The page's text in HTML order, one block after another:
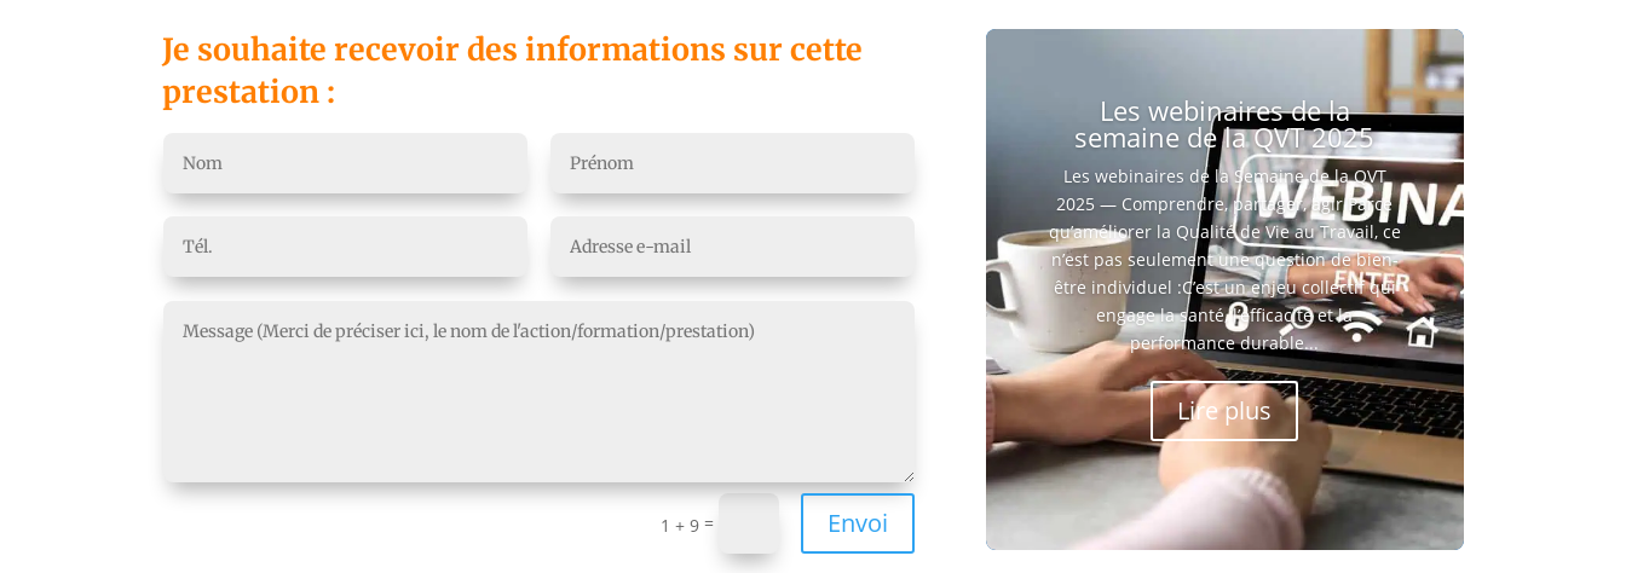
Je souhaite recevoir des informations sur cette
prestation :
1 + 9= Envoi
Les webinaires de la
semaine de la QVT 2025
Les webinaires de la Semaine de la QVT
2025 — Comprendre, partager, agir Parce
qu’améliorer la Qualité de Vie au Travail, ce
n’est pas seulement une question de bien-
être individuel :C’est un enjeu collectif qui
engage la santé, l’efficacité et la
performance durable...
Lire plus